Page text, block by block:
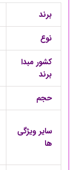
برند
نوع
کشور مبدا
برند
حجم
سایر ویژگی
ها